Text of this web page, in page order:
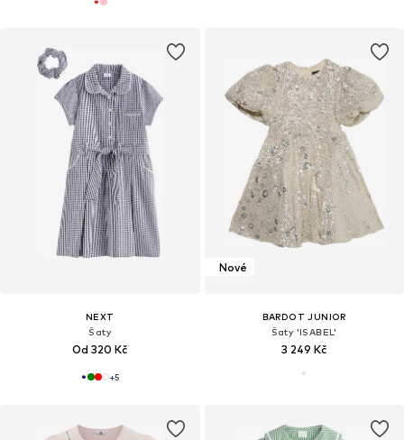
NEXT
Šaty
Od 320 Kč
+5
Nové
BARDOT JUNIOR
Šaty 'ISABEL'
3 249 Kč